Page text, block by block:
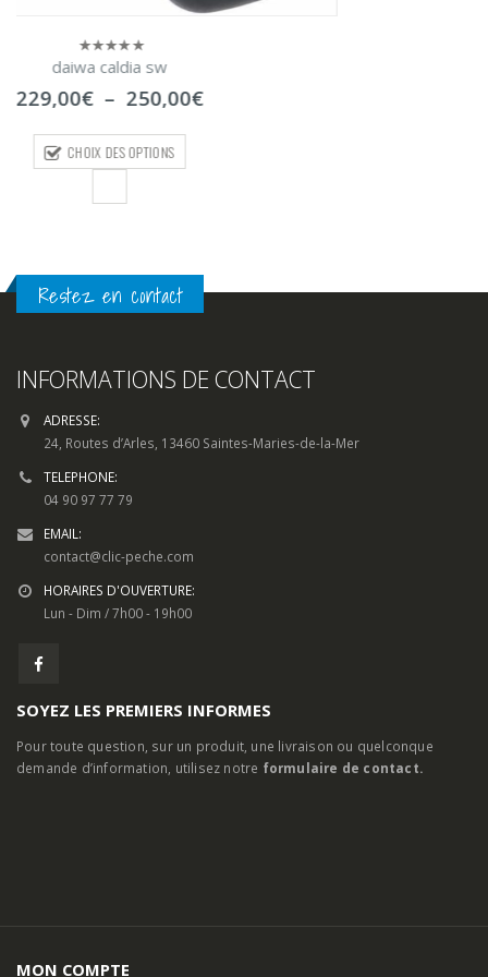
INFORMATIONS DE CONTACT
ADRESSE:
TELEPHONE:
04 90 97 77 79
EMAIL:
contact@clic-peche.com
HORAIRES D'OUVERTURE:
Lun - Dim / 7h00 - 19h00
SOYEZ LES PREMIERS INFORMES
demande d’information, utilisez notre